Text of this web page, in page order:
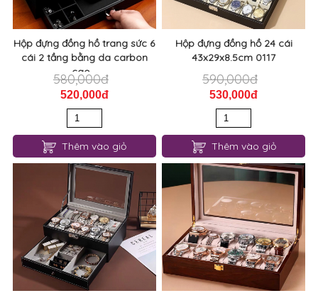
Hộp đựng đồng hồ trang sức 6
cái 2 tầng bằng da carbon
cao...
580,000đ
520,000đ
Thêm vào giỏ
Hộp đựng đồng hồ 24 cái
43x29x8.5cm 0117
590,000đ
530,000đ
Thêm vào giỏ